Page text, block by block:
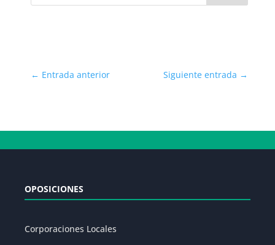
← Entrada anterior Siguiente entrada →
OPOSICIONES
Corporaciones Locales